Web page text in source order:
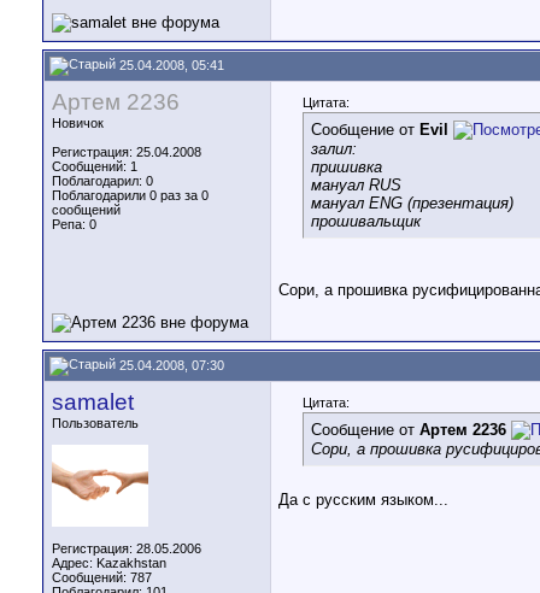
25.04.2008, 05:41
Артем 2236
Новичок
Регистрация: 25.04.2008
Сообщений: 1
Поблагодарил: 0
Поблагодарили 0 раз за 0
сообщений
Репа: 0
Цитата:
Сообщение от Evil
залил:
пришивка
мануал RUS
мануал ENG (презентация)
прошивальщик
Сори, а прошивка
25.04.2008, 07:30
samalet
Пользователь
Регистрация: 28.05.2006
Адрес: Kazakhstan
Сообщений: 787
Цитата:
Сообщение от Артем 2236
Сори, а прошивка
Да с русским языком...